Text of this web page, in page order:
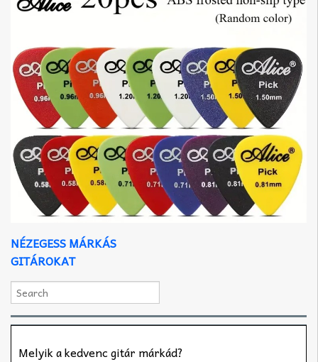
NÉZEGESS MÁRKÁS
GITÁROKAT
Melyik a kedvenc gitár márkád?